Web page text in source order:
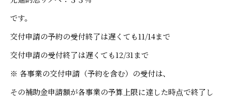
です。
交付申請の予約の受付終了は遅くても11/14まで
交付申請の受付終了は遅くても12/31まで
※ 各事業の交付申請（予約を含む）の受付は、
その補助金申請額が各事業の予算上限に達した時点で終了し